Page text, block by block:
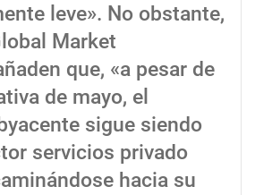
leve». No obstante,
Market
que, «a pesar de
de mayo, el
sigue siendo
servicios privado
hacia su